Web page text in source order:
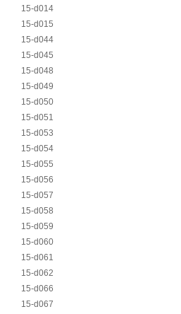
15-d014
15-d015
15-d044
15-d045
15-d048
15-d049
15-d050
15-d051
15-d053
15-d054
15-d055
15-d056
15-d057
15-d058
15-d059
15-d060
15-d061
15-d062
15-d066
15-d067